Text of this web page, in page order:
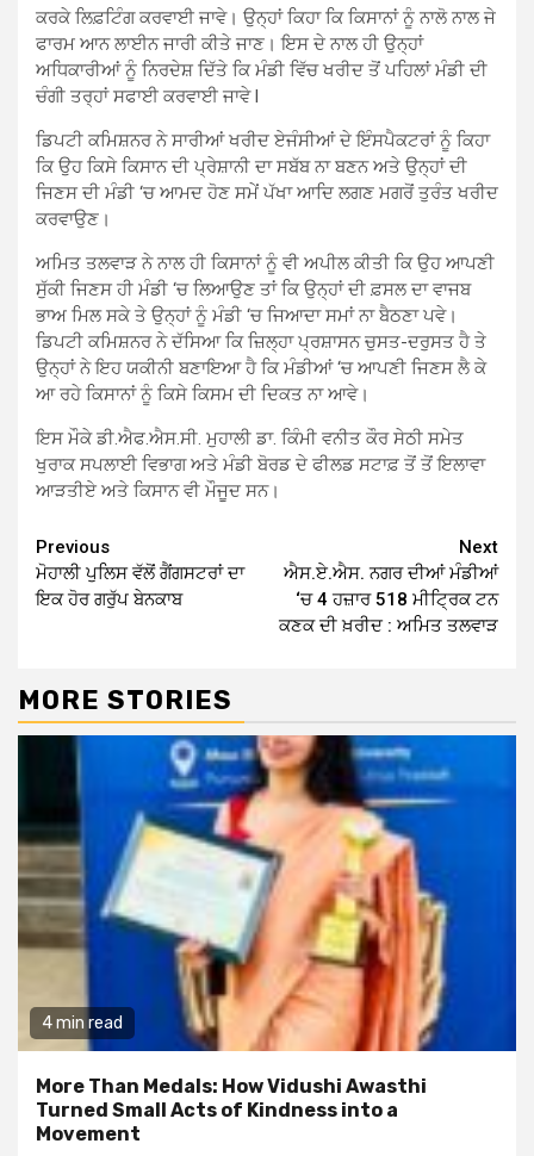
ਕਰਕੇ ਲਿਫ਼ਟਿੰਗ ਕਰਵਾਈ ਜਾਵੇ। ਉਨ੍ਹਾਂ ਕਿਹਾ ਕਿ ਕਿਸਾਨਾਂ ਨੂੰ ਨਾਲੋ ਨਾਲ ਜੇ
ਫਾਰਮ ਆਨ ਲਾਈਨ ਜਾਰੀ ਕੀਤੇ ਜਾਣ। ਇਸ ਦੇ ਨਾਲ ਹੀ ਉਨ੍ਹਾਂ
ਅਧਿਕਾਰੀਆਂ ਨੂੰ ਨਿਰਦੇਸ਼ ਦਿੱਤੇ ਕਿ ਮੰਡੀ ਵਿੱਚ ਖਰੀਦ ਤੋਂ ਪਹਿਲਾਂ ਮੰਡੀ ਦੀ
ਚੰਗੀ ਤਰ੍ਹਾਂ ਸਫਾਈ ਕਰਵਾਈ ਜਾਵੇ l
ਡਿਪਟੀ ਕਮਿਸ਼ਨਰ ਨੇ ਸਾਰੀਆਂ ਖਰੀਦ ਏਜੰਸੀਆਂ ਦੇ ਇੰਸਪੈਕਟਰਾਂ ਨੂੰ ਕਿਹਾ
ਕਿ ਉਹ ਕਿਸੇ ਕਿਸਾਨ ਦੀ ਪ੍ਰੇਸ਼ਾਨੀ ਦਾ ਸਬੱਬ ਨਾ ਬਣਨ ਅਤੇ ਉਨ੍ਹਾਂ ਦੀ
ਜਿਣਸ ਦੀ ਮੰਡੀ ‘ਚ ਆਮਦ ਹੋਣ ਸਮੇਂ ਪੱਖਾ ਆਦਿ ਲਗਣ ਮਗਰੋਂ ਤੁਰੰਤ ਖਰੀਦ
ਕਰਵਾਉਣ।
ਅਮਿਤ ਤਲਵਾੜ ਨੇ ਨਾਲ ਹੀ ਕਿਸਾਨਾਂ ਨੂੰ ਵੀ ਅਪੀਲ ਕੀਤੀ ਕਿ ਉਹ ਆਪਣੀ
ਸੁੱਕੀ ਜਿਣਸ ਹੀ ਮੰਡੀ ‘ਚ ਲਿਆਉਣ ਤਾਂ ਕਿ ਉਨ੍ਹਾਂ ਦੀ ਫ਼ਸਲ ਦਾ ਵਾਜਬ
ਭਾਅ ਮਿਲ ਸਕੇ ਤੇ ਉਨ੍ਹਾਂ ਨੂੰ ਮੰਡੀ ‘ਚ ਜਿਆਦਾ ਸਮਾਂ ਨਾ ਬੈਠਣਾ ਪਵੇ।
ਡਿਪਟੀ ਕਮਿਸ਼ਨਰ ਨੇ ਦੱਸਿਆ ਕਿ ਜ਼ਿਲ੍ਹਾ ਪ੍ਰਸ਼ਾਸਨ ਚੁਸਤ-ਦਰੁਸਤ ਹੈ ਤੇ
ਉਨ੍ਹਾਂ ਨੇ ਇਹ ਯਕੀਨੀ ਬਣਾਇਆ ਹੈ ਕਿ ਮੰਡੀਆਂ ‘ਚ ਆਪਣੀ ਜਿਣਸ ਲੈ ਕੇ
ਆ ਰਹੇ ਕਿਸਾਨਾਂ ਨੂੰ ਕਿਸੇ ਕਿਸਮ ਦੀ ਦਿਕਤ ਨਾ ਆਵੇ।
ਇਸ ਮੌਕੇ ਡੀ.ਐਫ.ਐਸ.ਸੀ. ਮੁਹਾਲੀ ਡਾ. ਕਿੰਮੀ ਵਨੀਤ ਕੌਰ ਸੇਠੀ ਸਮੇਤ
ਖੁਰਾਕ ਸਪਲਾਈ ਵਿਭਾਗ ਅਤੇ ਮੰਡੀ ਬੋਰਡ ਦੇ ਫੀਲਡ ਸਟਾਫ਼ ਤੋਂ ਤੋਂ ਇਲਾਵਾ
ਆੜਤੀਏ ਅਤੇ ਕਿਸਾਨ ਵੀ ਮੌਜੂਦ ਸਨ।
Continue
Reading
Previous
ਮੋਹਾਲੀ ਪੁਲਿਸ ਵੱਲੋਂ ਗੈਂਗਸਟਰਾਂ ਦਾ
ਇਕ ਹੋਰ ਗਰੁੱਪ ਬੇਨਕਾਬ
Next
ਐਸ.ਏ.ਐਸ. ਨਗਰ ਦੀਆਂ ਮੰਡੀਆਂ
‘ਚ 4 ਹਜ਼ਾਰ 518 ਮੀਟ੍ਰਿਕ ਟਨ
ਕਣਕ ਦੀ ਖ਼ਰੀਦ : ਅਮਿਤ ਤਲਵਾੜ
MORE STORIES
4 min read
More Than Medals: How Vidushi Awasthi
Turned Small Acts of Kindness into a
Movement